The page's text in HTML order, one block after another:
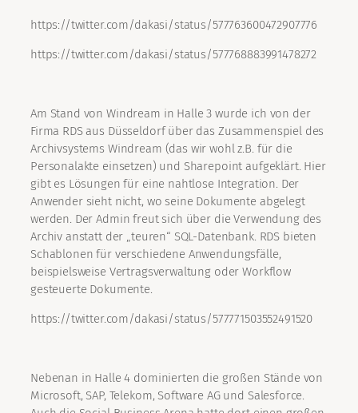
https://twitter.com/dakasi/status/577763600472907776
https://twitter.com/dakasi/status/577768883991478272
Am Stand von Windream in Halle 3 wurde ich von der
Firma RDS aus Düsseldorf über das Zusammenspiel des
Archivsystems Windream (das wir wohl z.B. für die
Personalakte einsetzen) und Sharepoint aufgeklärt. Hier
gibt es Lösungen für eine nahtlose Integration. Der
Anwender sieht nicht, wo seine Dokumente abgelegt
werden. Der Admin freut sich über die Verwendung des
Archiv anstatt der „teuren“ SQL-Datenbank. RDS bieten
Schablonen für verschiedene Anwendungsfälle,
beispielsweise Vertragsverwaltung oder Workflow
gesteuerte Dokumente.
https://twitter.com/dakasi/status/577771503552491520
Nebenan in Halle 4 dominierten die großen Stände von
Microsoft, SAP, Telekom, Software AG und Salesforce.